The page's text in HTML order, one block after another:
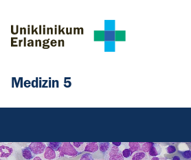
Medizin 5